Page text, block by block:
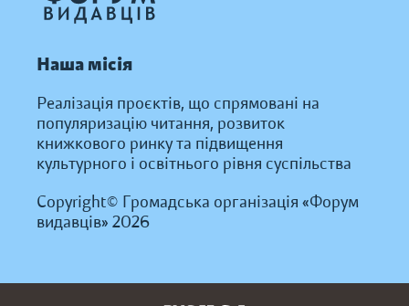
Наша місія
Реалізація проєктів, що спрямовані на
популяризацію читання, розвиток
книжкового ринку та підвищення
культурного і освітнього рівня суспільства
Copyright© Громадська організація «Форум
видавців» 2026